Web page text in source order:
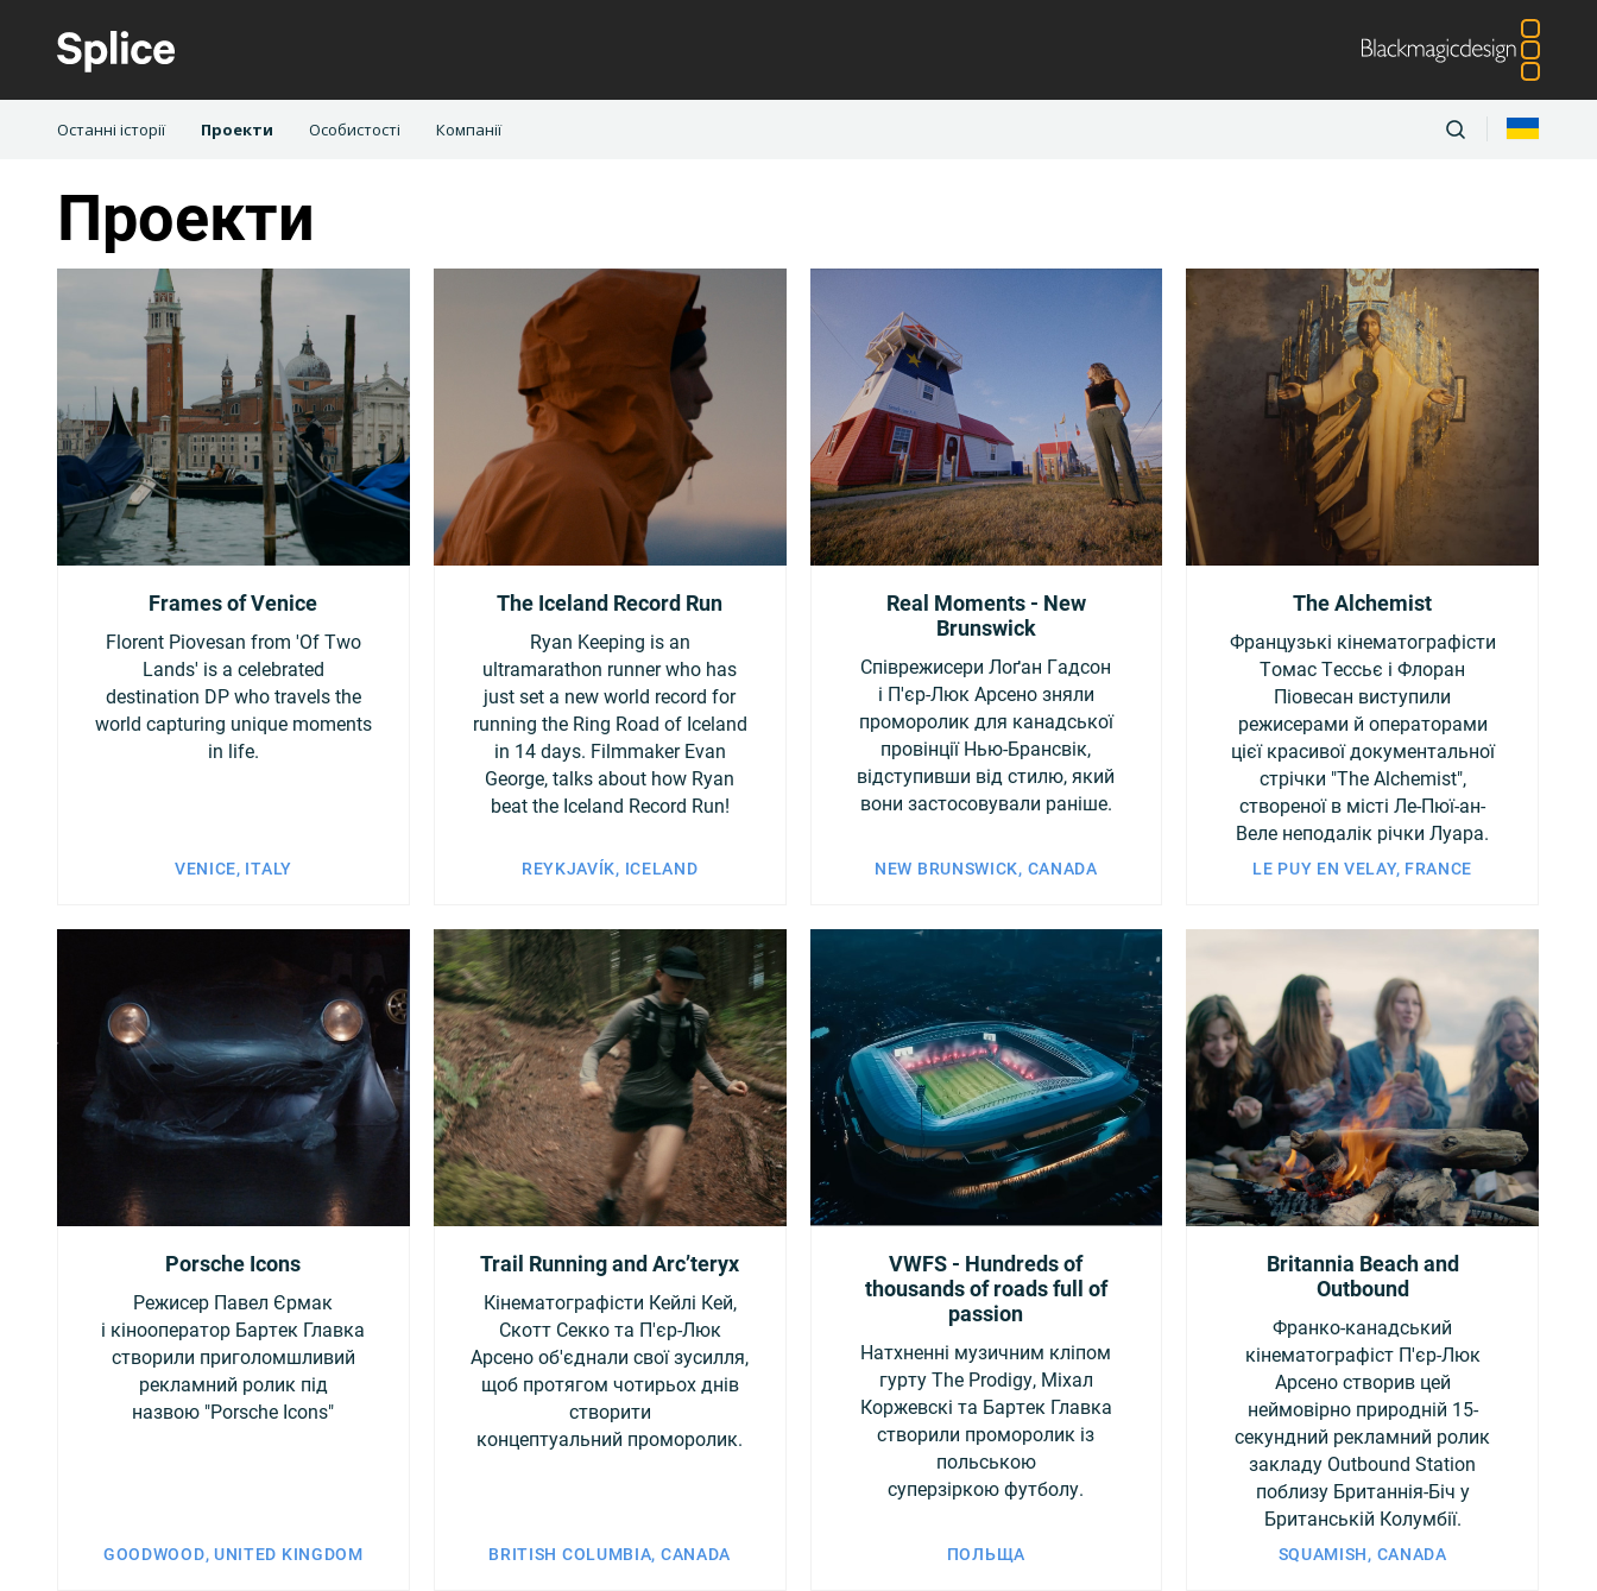
Останні історії Проекти Особистості Компанії
Argentina
China Denmark Finland France Germany
Hong Kong SAR, China Korea
Mexico New Zealand Norway
Poland Portugal Singapore South Africa
Spain Sweden Chinese Taipei Turkey UAE
United Kingdom
Проекти
Frames of Venice
Florent Piovesan from 'Of Two
Lands' is a celebrated
destination DP who travels the
world capturing unique moments
in life.
VENICE, ITALY
The Iceland Record Run
Ryan Keeping is an
ultramarathon runner who has
just set a new world record for
running the Ring Road of Iceland
in 14 days. Filmmaker Evan
George, talks about how Ryan
beat the Iceland Record Run!
REYKJAVÍK, ICELAND
Real Moments - New
Brunswick
Співрежисери Лоґан Гадсон
і П'єр-Люк Арсено зняли
проморолик для канадської
провінції Нью-Брансвік,
відступивши від стилю, який
вони застосовували раніше.
NEW BRUNSWICK, CANADA
The Alchemist
Французькі кінематографісти
Томас Тессьє і Флоран
Піовесан виступили
режисерами й операторами
цієї красивої документальної
стрічки "The Alchemist",
створеної в місті Ле-Пюї-ан-
Веле неподалік річки Луара.
LE PUY EN VELAY, FRANCE
Porsche Icons
Режисер Павел Єрмак
і кінооператор Бартек Главка
створили приголомшливий
рекламний ролик під
назвою "Porsche Icons"
GOODWOOD, UNITED KINGDOM
Trail Running and Arc’teryx
Кінематографісти Кейлі Кей,
Скотт Секко та П'єр-Люк
Арсено об'єднали свої зусилля,
щоб протягом чотирьох днів
створити
концептуальний проморолик.
BRITISH COLUMBIA, CANADA
VWFS - Hundreds of
thousands of roads full of
passion
Натхненні музичним кліпом
гурту The Prodigy, Міхал
Коржевскі та Бартек Главка
створили проморолик із
польською
суперзіркою футболу.
ПОЛЬЩА
Britannia Beach and
Outbound
Франко-канадський
кінематографіст П'єр-Люк
Арсено створив цей
неймовірно природній 15-
секундний рекламний ролик
закладу Outbound Station
поблизу Британнія-Біч у
Британській Колумбії.
SQUAMISH, CANADA